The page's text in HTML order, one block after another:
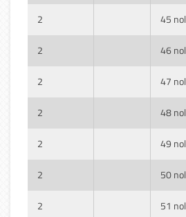
2 45
2 46
2 47
2 48
2 49
2 50
2 51